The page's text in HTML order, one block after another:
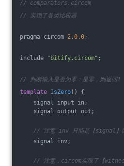
// comparators.circom
// 实现了各类比较器
pragma circom 2.0.0;
include "bitify.circom" ;
// 判断输入是否为零：是零，则返回1
template IsZero()
{
signal input in;
signal output out;
// 注意 inv 只能是【signal】
signal inv;
// 注意，circom实现了【